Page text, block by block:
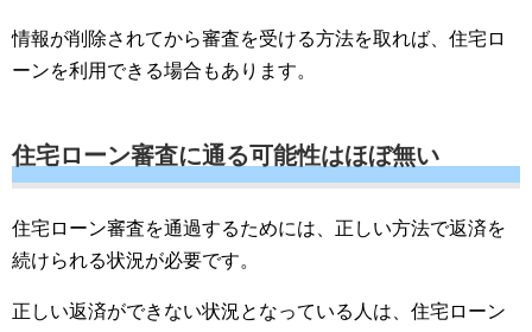
情報が削除されてから審査を受ける方法を取れば、住宅ロ
ーンを利用できる場合もあります。
住宅ローン審査に通る可能性はほぼ無い
住宅ローン審査を通過するためには、正しい方法で返済を
続けられる状況が必要です。
正しい返済ができない状況となっている人は、住宅ローン